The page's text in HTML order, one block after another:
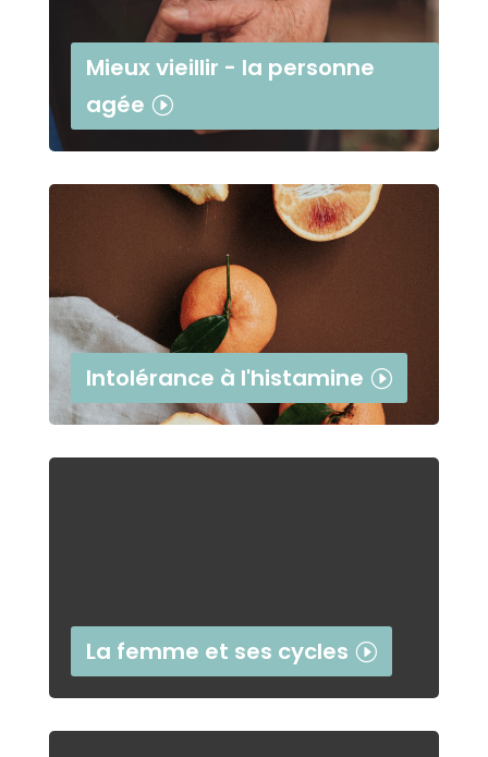
Mieux vieillir - la personne
agée
Intolérance à l'histamine
La femme et ses cycles